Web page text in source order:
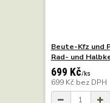
Beute-Kfz und
Rad- und
699 Kč/ks
699 Kč bez DPH